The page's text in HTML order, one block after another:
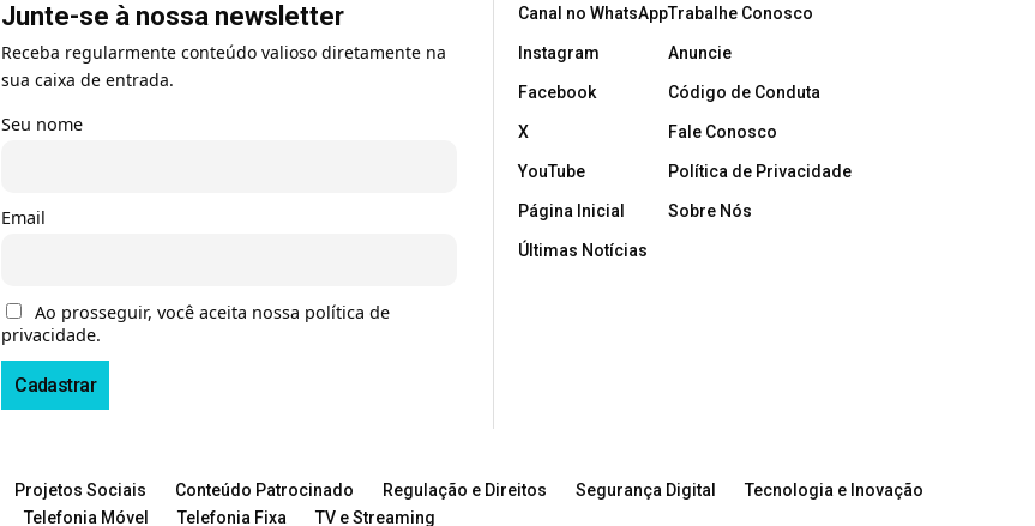
Junte-se à nossa newsletter
Receba regularmente conteúdo valioso diretamente na
sua caixa de entrada.
Seu nome
Email
Ao prosseguir, você aceita nossa política de
privacidade.
Canal no WhatsApp
Instagram
Facebook
X
YouTube
Página Inicial
Últimas Notícias
Trabalhe Conosco
Anuncie
Código de Conduta
Fale Conosco
Política de Privacidade
Sobre Nós
Projetos Sociais Conteúdo Patrocinado Regulação e Direitos Segurança Digital
Tecnologia e Inovação
Telefonia Móvel
Telefonia Fixa TV e Streaming